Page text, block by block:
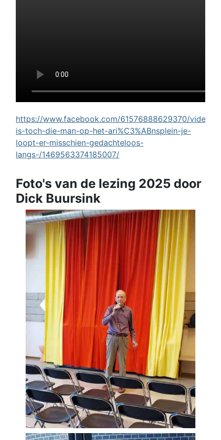
https://www.facebook.com/61576888629370/videos/
is-toch-die-man-op-het-ari%C3%ABnsplein-je-
loopt-er-misschien-gedachteloos-
langs-/1469563374185007/
Foto's van de lezing 2025 door
Dick Buursink